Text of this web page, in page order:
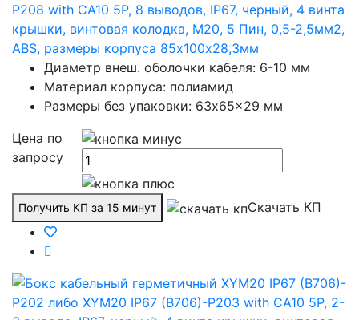
P208 with CA10 5P, 8 выводов, IP67, черный, 4 винта
крышки, винтовая колодка, M20, 5 Пин, 0,5-2,5мм2,
ABS, размеры корпуса 85х100х28,3мм
Диаметр внеш. оболочки кабеля: 6-10 мм
Материал корпуса: полиамид
Размеры без упаковки: 63x65x29 мм
Цена по
запросу
Получить КП за 15 минут Скачать КП